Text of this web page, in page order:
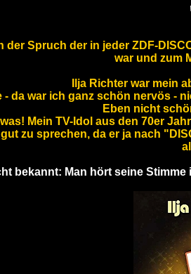
der Spruch der in jeder ZDF-
war und zum
Ilja Richter war mein
- da war ich ganz schön nervös -
Eben nicht
Mein TV-Idol aus den 70er
zu sprechen, da er ja nach
bekannt: Man hört seine